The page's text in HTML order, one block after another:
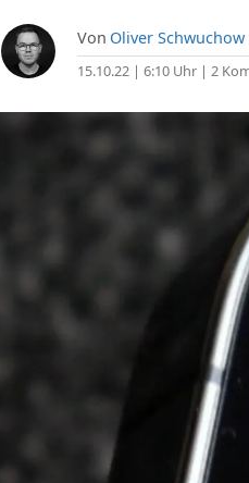
Von Oliver Schwuchow
15.10.22 | 6:10 Uhr| 2